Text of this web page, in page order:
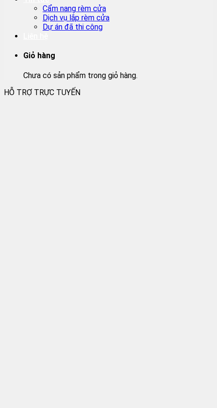
Cẩm nang rèm cửa
Dịch vụ lắp rèm cửa
Dự án đã thi công
Giỏ hàng
Chưa có sản phẩm trong giỏ hàng.
HỖ TRỢ TRỰC TUYẾN